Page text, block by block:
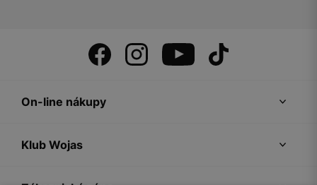
On-line nákupy
Klub Wojas